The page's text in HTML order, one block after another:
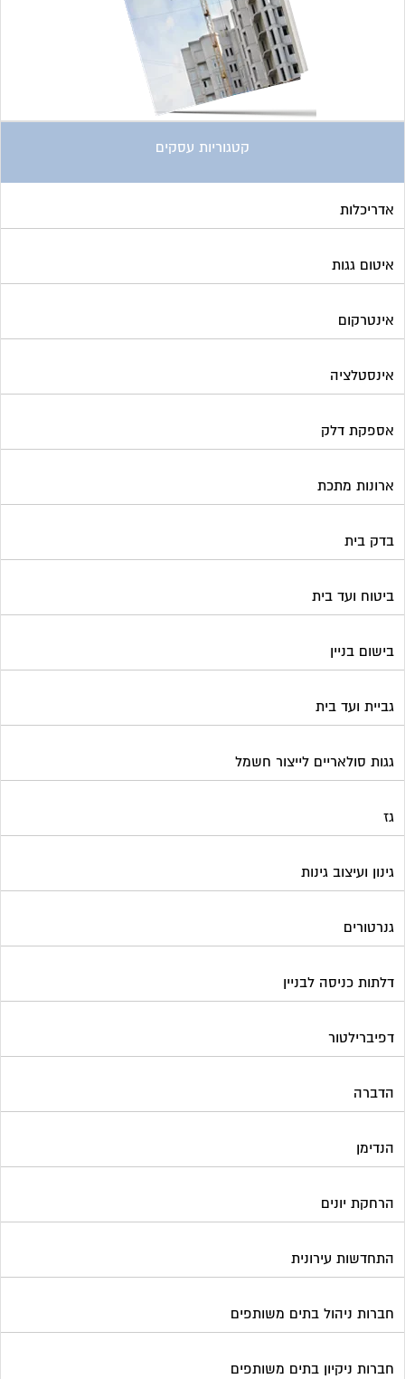
קטגוריות עסקים
אדריכלות
איטום גגות
אינטרקום
אינסטלציה
אספקת דלק
ארונות מתכת
בדק בית
ביטוח ועד בית
בישום בניין
גביית ועד בית
גגות סולאריים לייצור חשמל
גז
גינון ועיצוב גינות
גנרטורים
דלתות כניסה לבניין
דפיברילטור
הדברה
הנדימן
הרחקת יונים
התחדשות עירונית
חברות ניהול בתים משותפים
חברות ניקיון בתים משותפים